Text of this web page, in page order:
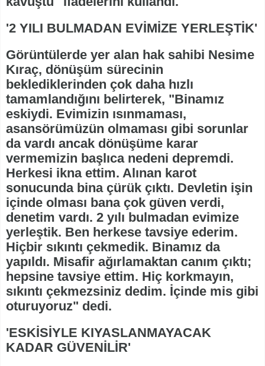
'2 YILI BULMADAN EVİMİZE YERLEŞTİK'
Görüntülerde yer alan hak sahibi Nesime
Kıraç, dönüşüm sürecinin
beklediklerinden çok daha hızlı
tamamlandığını belirterek, "Binamız
eskiydi. Evimizin ısınmaması,
asansörümüzün olmaması gibi sorunlar
da vardı ancak dönüşüme karar
vermemizin başlıca nedeni depremdi.
Herkesi ikna ettim. Alınan karot
sonucunda bina çürük çıktı. Devletin işin
içinde olması bana çok güven verdi,
denetim vardı. 2 yılı bulmadan evimize
yerleştik. Ben herkese tavsiye ederim.
Hiçbir sıkıntı çekmedik. Binamız da
yapıldı. Misafir ağırlamaktan canım çıktı;
hepsine tavsiye ettim. Hiç korkmayın,
sıkıntı çekmezsiniz dedim. İçinde mis gibi
oturuyoruz" dedi.
'ESKİSİYLE KIYASLANMAYACAK
KADAR GÜVENİLİR'